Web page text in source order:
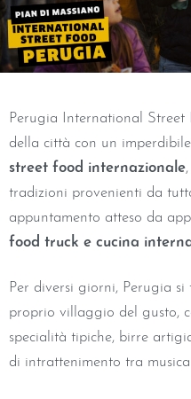
Perugia International
della città con un
street food internazionale
tradizioni provenienti da
appuntamento atteso da
food truck e cucina
Per diversi giorni, Perugia
proprio villaggio del gusto,
specialità tipiche, birre
di intrattenimento tra